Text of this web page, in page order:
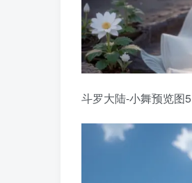
斗罗大陆-小舞预览图5